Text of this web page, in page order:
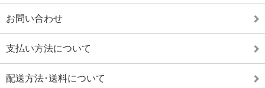
お問い合わせ
支払い方法について
配送方法･送料について